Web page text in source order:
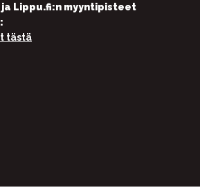
Lippu.fi:n myyntipisteet
tästä